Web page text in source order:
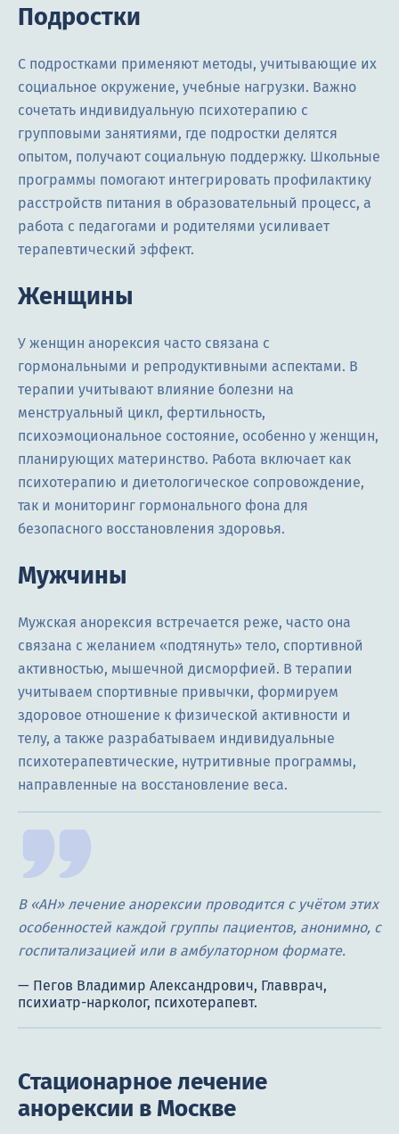
Подростки
С подростками применяют методы, учитывающие их
социальное окружение, учебные нагрузки. Важно
сочетать индивидуальную психотерапию с
групповыми занятиями, где подростки делятся
опытом, получают социальную поддержку. Школьные
программы помогают интегрировать профилактику
расстройств питания в образовательный процесс, а
работа с педагогами и родителями усиливает
терапевтический эффект.
Женщины
У женщин анорексия часто связана с
гормональными и репродуктивными аспектами. В
терапии учитывают влияние болезни на
менструальный цикл, фертильность,
психоэмоциональное состояние, особенно у женщин,
планирующих материнство. Работа включает как
психотерапию и диетологическое сопровождение,
так и мониторинг гормонального фона для
безопасного восстановления здоровья.
Мужчины
Мужская анорексия встречается реже, часто она
связана с желанием «подтянуть» тело, спортивной
активностью, мышечной дисморфией. В терапии
учитываем спортивные привычки, формируем
здоровое отношение к физической активности и
телу, а также разрабатываем индивидуальные
психотерапевтические, нутритивные программы,
направленные на восстановление веса.
В «АН» лечение анорексии проводится с учётом этих
особенностей каждой группы пациентов, анонимно, с
госпитализацией или в амбулаторном формате.
Стационарное лечение
анорексии в Москве